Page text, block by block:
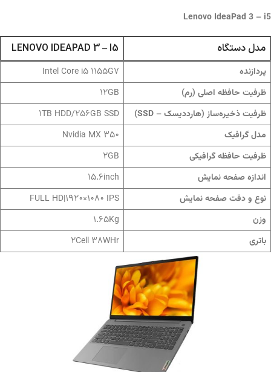
Lenovo IdeaPad 3 – i5
مدل دستگاه LENOVO IDEAPAD 3 – I5
پردازنده Intel Core i5 1155G7
ظرفیت حافظه اصلی (رم) 12GB
ظرفیت ذخیره‌ساز (هارددیسک – SSD) 1TB HDD/256GB SSD
مدل گرافیک Nvidia MX 350
ظرفیت حافظه گرافیکی 2GB
اندازه صفحه نمایش 15.6inch
نوع و دقت صفحه نمایش FULL HD|1920×1080 IPS
وزن 1.65Kg
باتری 2Cell 38WHr